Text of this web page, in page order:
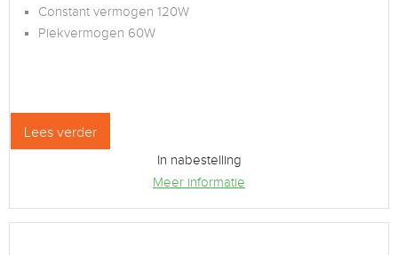
Constant vermogen 120W
Piekvermogen 60W
Lees verder
In nabestelling
Meer informatie